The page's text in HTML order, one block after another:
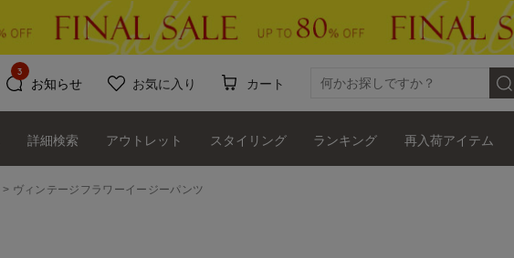
お知らせ
3
お気に入り カート
詳細検索 アウトレット スタイリング ランキング 再入荷アイテム
ヴィンテージフラワーイージーパンツ